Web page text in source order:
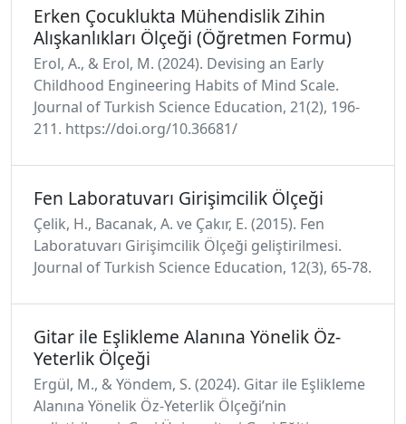
Erken Çocuklukta Mühendislik Zihin
Alışkanlıkları Ölçeği (Öğretmen Formu)
Erol, A., & Erol, M. (2024). Devising an Early
Childhood Engineering Habits of Mind Scale.
Journal of Turkish Science Education, 21(2), 196-
211. https://doi.org/10.36681/
Fen Laboratuvarı Girişimcilik Ölçeği
Çelik, H., Bacanak, A. ve Çakır, E. (2015). Fen
Laboratuvarı Girişimcilik Ölçeği geliştirilmesi.
Journal of Turkish Science Education, 12(3), 65-78.
Gitar ile Eşlikleme Alanına Yönelik Öz-
Yeterlik Ölçeği
Ergül, M., & Yöndem, S. (2024). Gitar ile Eşlikleme
Alanına Yönelik Öz-Yeterlik Ölçeği’nin